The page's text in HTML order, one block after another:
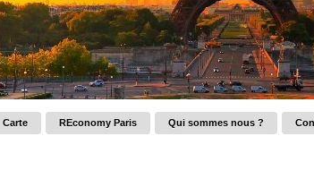
Carte REconomy Paris Qui sommes nous ?